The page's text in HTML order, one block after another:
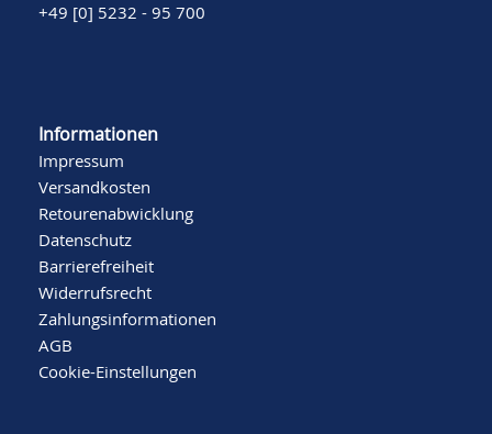
+49 [0] 5232 - 95 700
Informationen
Impressum
Versandkosten
Retourenabwicklung
Datenschutz
Barrierefreiheit
Widerrufsrecht
Zahlungsinformationen
AGB
Cookie-Einstellungen